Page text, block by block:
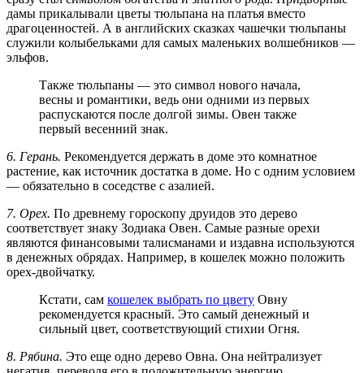
дамы прикалывали цветы тюльпана на платья вместо
драгоценностей. А в английских сказках чашечки тюльпаны
служили колыбельками для самых маленьких волшебников —
эльфов.
Также тюльпаны — это символ нового начала,
весны и романтики, ведь они одними из первых
распускаются после долгой зимы. Овен также
первый весенний знак.
6. Герань. Рекомендуется держать в доме это комнатное
растение, как источник достатка в доме. Но с одним условием
— обязательно в соседстве с азалией.
7. Орех. По древнему гороскопу друидов это дерево
соответствует знаку Зодиака Овен. Самые разные орехи
являются финансовыми талисманами и издавна используются
в денежных обрядах. Например, в кошелек можно положить
орех-двойчатку.
Кстати, сам кошелек выбрать по цвету Овну
рекомендуется красный. Это самый денежный и
сильный цвет, соответствующий стихии Огня.
8. Рябина. Это еще одно дерево Овна. Она нейтрализует